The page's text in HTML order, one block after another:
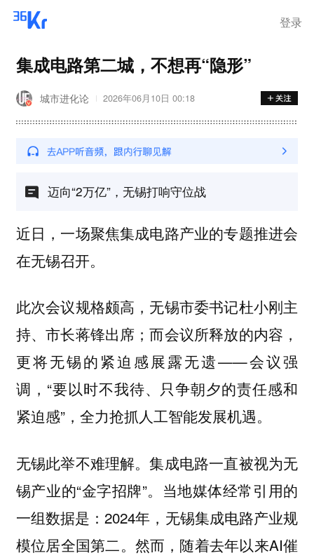
登录
集成电路第二城，不想再“隐形”
城市进化论 2026年06月10日 00:18
迈向“2万亿”，无锡打响守位战
近日，一场聚焦集成电路产业的专题推进会
在无锡召开。
此次会议规格颇高，无锡市委书记杜小刚主
持、市长蒋锋出席；而会议所释放的内容，
更将无锡的紧迫感展露无遗——会议强
调，“要以时不我待、只争朝夕的责任感和
紧迫感”，全力抢抓人工智能发展机遇。
无锡此举不难理解。集成电路一直被视为无
锡产业的“金字招牌”。当地媒体经常引用的
一组数据是：2024年，无锡集成电路产业规
模位居全国第二。然而，随着去年以来AI催